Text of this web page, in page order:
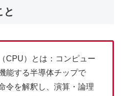
と
CPU）とは：コンピュー
能する半導体チップで
令を解釈し、演算・論理